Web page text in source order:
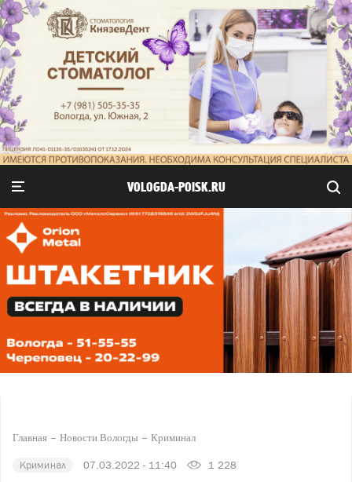
VOLOGDA-POISK.RU
Главная Новости Вологды Криминал
Криминал 07.03.2022 - 11:40 1 228